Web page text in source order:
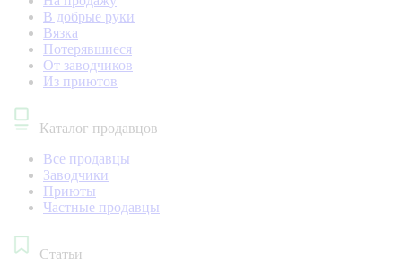
В добрые руки
Вязка
Потерявшиеся
От заводчиков
Из приютов
Каталог продавцов
Все продавцы
Заводчики
Приюты
Частные продавцы
Статьи